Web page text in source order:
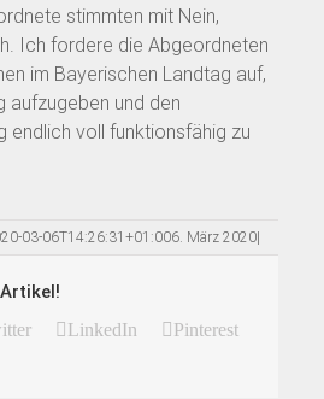
stimmten mit Nein,
Ich fordere die Abgeordneten
im Bayerischen Landtag auf,
aufzugeben und den
endlich voll funktionsfähig zu
03-06T14:26:31+01:006. März 2020|
LinkedIn
Pinterest